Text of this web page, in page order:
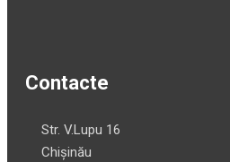
Contacte
Str. V.Lupu 16
Chișinău